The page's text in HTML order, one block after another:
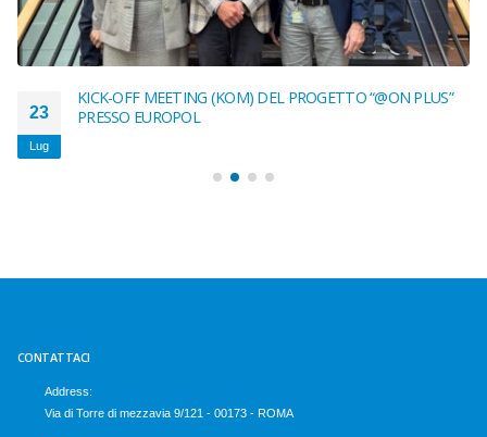
23
Lug
KICK-OFF MEETING (KOM) DEL PROGETTO “@ON PLUS”
PRESSO EUROPOL
CONTATTACI
Address:
Via di Torre di mezzavia 9/121 - 00173 - ROMA